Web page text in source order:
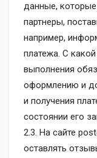
данные, которые
партнеры,
например,
платежа. С
выполнения
оформлению и
и получения
состоянии его
2.3. На сайте
оставлять